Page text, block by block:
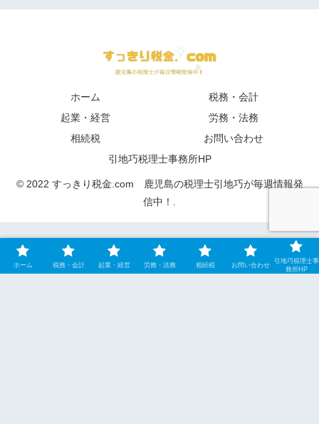
ホーム
税務・会計
起業・経営
労務・法務
相続税
お問い合わせ
引地巧税理士事務所HP
© 2022 すっきり税金.com 鹿児島の税理士引地巧が毎週情報発
信中！.
ホーム 税務・会計 起業・経営 労務・法務 相続税 お問い合わせ
引地巧税理士事
務所HP